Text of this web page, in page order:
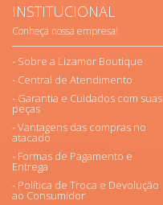
INSTITUCIONAL
Conheça nossa empresa!
Sobre a Lizamor Boutique
Central de Atendimento
Garantia e Cuidados com suas
peças
Vantagens das compras no
atacado
Formas de Pagamento e
Entrega
Política de Troca e Devolução
ao Consumidor